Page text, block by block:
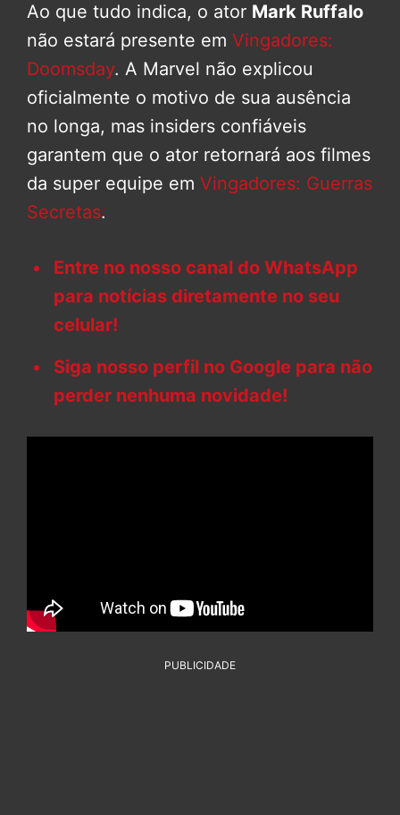
Ao que tudo indica, o ator Mark Ruffalo
não estará presente em Vingadores:
Doomsday. A Marvel não explicou
oficialmente o motivo de sua ausência
no longa, mas insiders confiáveis
garantem que o ator retornará aos filmes
da super equipe em Vingadores: Guerras
Secretas.
Entre no nosso canal do WhatsApp
para notícias diretamente no seu
celular!
Siga nosso perfil no Google para não
perder nenhuma novidade!
PUBLICIDADE